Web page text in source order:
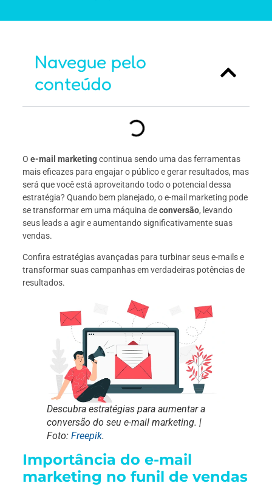
Navegue pelo
conteúdo
O e-mail marketingcontinua sendo uma das ferramentas
mais eficazes para engajar o público e gerar resultados, mas
será que você está aproveitando todo o potencial dessa
estratégia? Quando bem planejado, o e-mail marketing pode
se transformar em uma máquina deconversão, levando
seus leads a agir e aumentando significativamente suas
vendas.
Confira estratégias avançadas para turbinar seus e-mails e
transformar suas campanhas em verdadeiras potências de
resultados.
Descubra estratégias para aumentar a
conversão do seu e-mail marketing. |
Foto: Freepik.
Importância do e-mail
marketing no funil de vendas